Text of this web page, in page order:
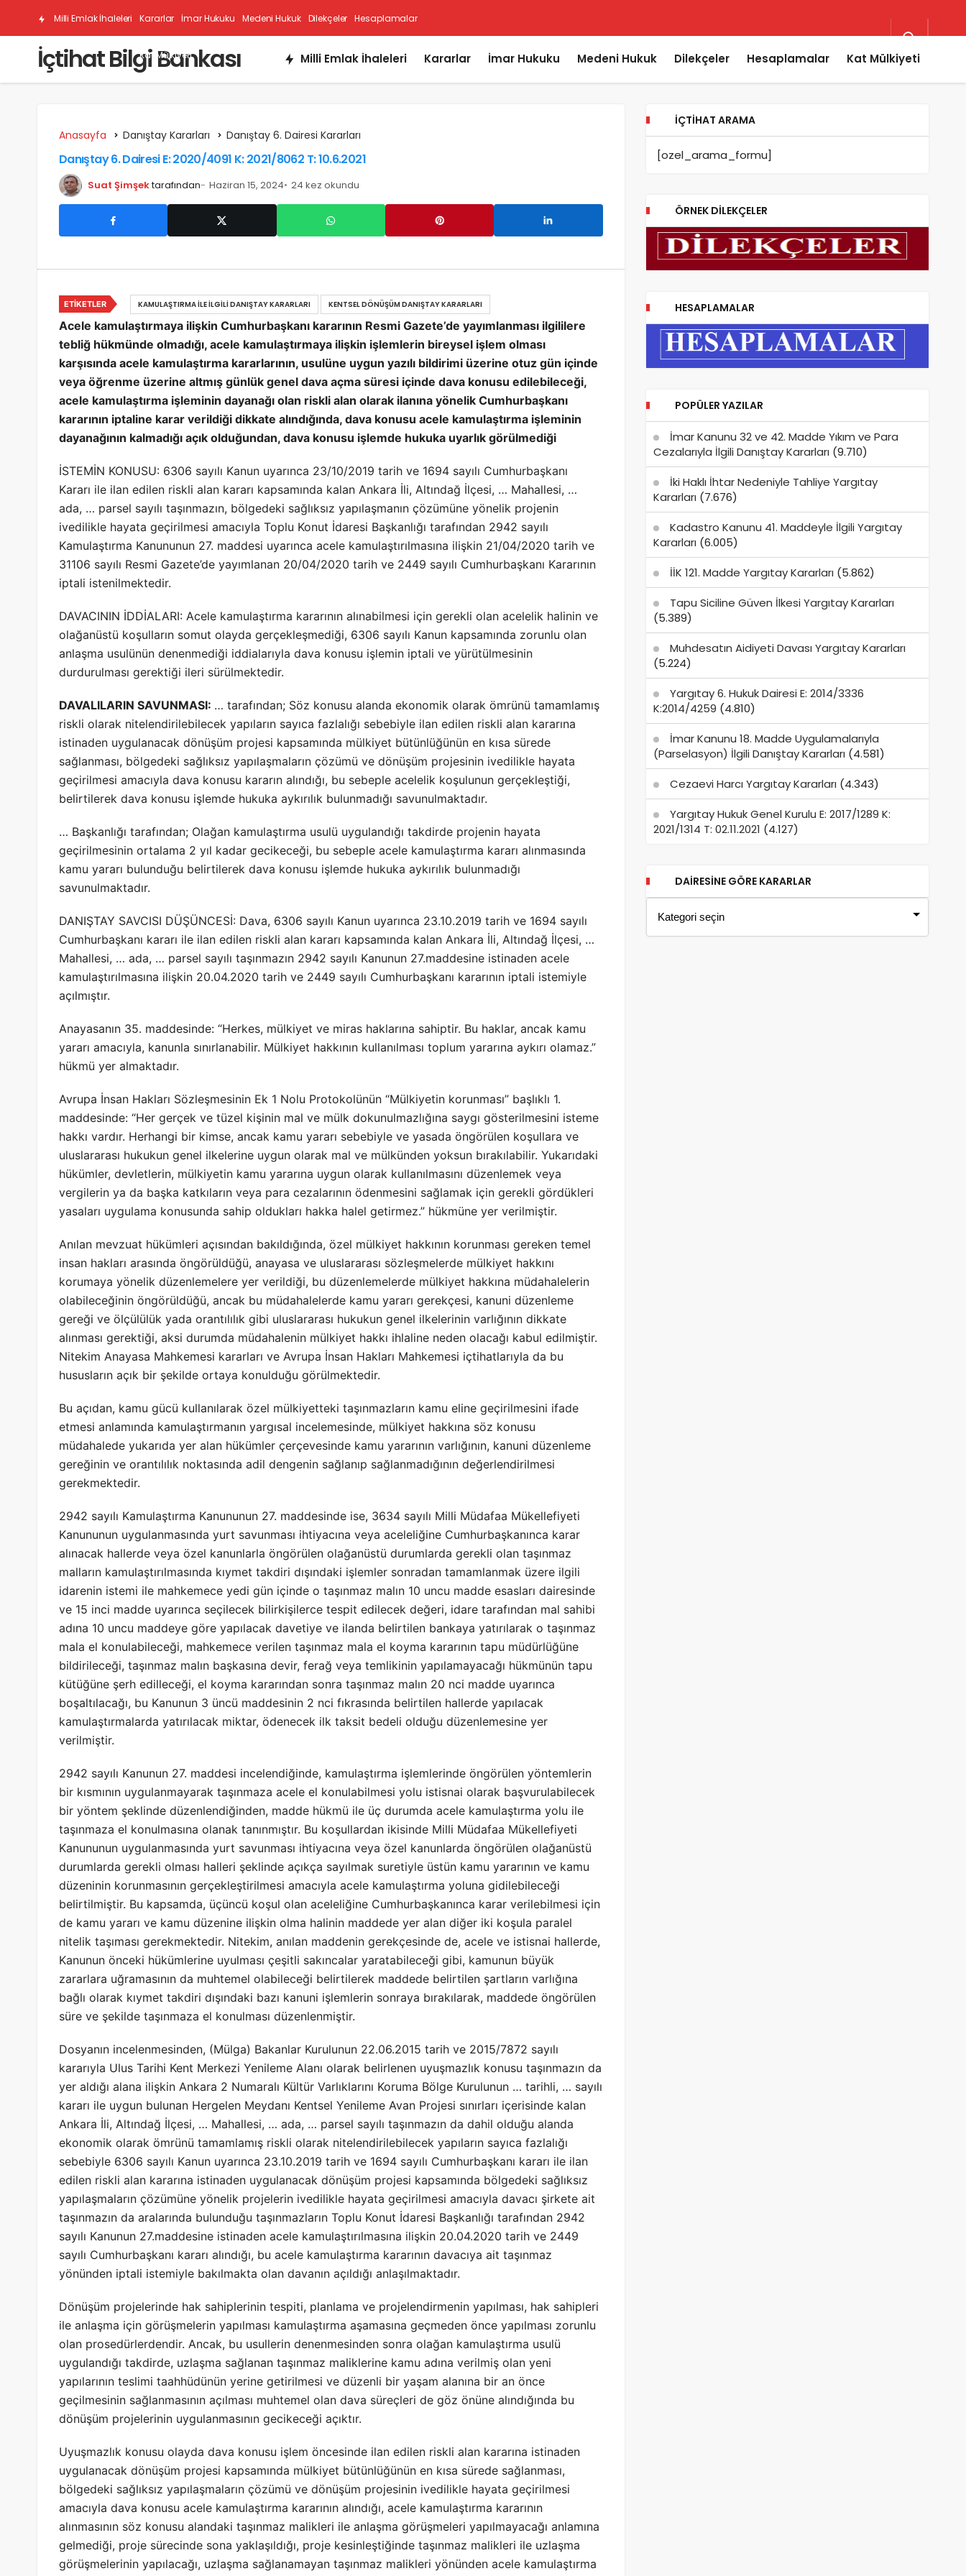
Milli Emlak İhaleleri Kararlar İmar Hukuku Medeni Hukuk Dilekçeler Hesaplamalar
Kat Mülkiyeti
İçtihat Bilgi Bankası Milli Emlak İhaleleri Kararlar İmar Hukuku Medeni Hukuk Dilekçeler Hesaplamalar Kat Mülkiyeti
Anasayfa Danıştay Kararları Danıştay 6. Dairesi Kararları
Danıştay 6. Dairesi E: 2020/4091 K: 2021/8062 T: 10.6.2021
Suat Şimşektarafından Haziran 15, 2024 24 kez okundu
Acele kamulaştırmaya ilişkin Cumhurbaşkanı kararının Resmi Gazete’de yayımlanması ilgililere
tebliğ hükmünde olmadığı, acele kamulaştırmaya ilişkin işlemlerin bireysel işlem olması
karşısında acele kamulaştırma kararlarının, usulüne uygun yazılı bildirimi üzerine otuz gün içinde
veya öğrenme üzerine altmış günlük genel dava açma süresi içinde dava konusu edilebileceği,
acele kamulaştırma işleminin dayanağı olan riskli alan olarak ilanına yönelik Cumhurbaşkanı
kararının iptaline karar verildiği dikkate alındığında, dava konusu acele kamulaştırma işleminin
dayanağının kalmadığı açık olduğundan, dava konusu işlemde hukuka uyarlık görülmediği
İSTEMİN KONUSU: 6306 sayılı Kanun uyarınca 23/10/2019 tarih ve 1694 sayılı Cumhurbaşkanı
Kararı ile ilan edilen riskli alan kararı kapsamında kalan Ankara İli, Altındağ İlçesi, … Mahallesi, …
ada, … parsel sayılı taşınmazın, bölgedeki sağlıksız yapılaşmanın çözümüne yönelik projenin
ivedilikle hayata geçirilmesi amacıyla Toplu Konut İdaresi Başkanlığı tarafından 2942 sayılı
Kamulaştırma Kanununun 27. maddesi uyarınca acele kamulaştırılmasına ilişkin 21/04/2020 tarih ve
31106 sayılı Resmi Gazete’de yayımlanan 20/04/2020 tarih ve 2449 sayılı Cumhurbaşkanı Kararının
iptali istenilmektedir.
DAVACININ İDDİALARI: Acele kamulaştırma kararının alınabilmesi için gerekli olan acelelik halinin ve
olağanüstü koşulların somut olayda gerçekleşmediği, 6306 sayılı Kanun kapsamında zorunlu olan
anlaşma usulünün denenmediği iddialarıyla dava konusu işlemin iptali ve yürütülmesinin
durdurulması gerektiği ileri sürülmektedir.
DAVALILARIN SAVUNMASI: … tarafından; Söz konusu alanda ekonomik olarak ömrünü tamamlamış
riskli olarak nitelendirilebilecek yapıların sayıca fazlalığı sebebiyle ilan edilen riskli alan kararına
istinaden uygulanacak dönüşüm projesi kapsamında mülkiyet bütünlüğünün en kısa sürede
sağlanması, bölgedeki sağlıksız yapılaşmaların çözümü ve dönüşüm projesinin ivedilikle hayata
geçirilmesi amacıyla dava konusu kararın alındığı, bu sebeple acelelik koşulunun gerçekleştiği,
belirtilerek dava konusu işlemde hukuka aykırılık bulunmadığı savunulmaktadır.
… Başkanlığı tarafından; Olağan kamulaştırma usulü uygulandığı takdirde projenin hayata
geçirilmesinin ortalama 2 yıl kadar gecikeceği, bu sebeple acele kamulaştırma kararı alınmasında
kamu yararı bulunduğu belirtilerek dava konusu işlemde hukuka aykırılık bulunmadığı
savunulmaktadır.
DANIŞTAY SAVCISI DÜŞÜNCESİ: Dava, 6306 sayılı Kanun uyarınca 23.10.2019 tarih ve 1694 sayılı
Cumhurbaşkanı kararı ile ilan edilen riskli alan kararı kapsamında kalan Ankara İli, Altındağ İlçesi, …
Mahallesi, … ada, … parsel sayılı taşınmazın 2942 sayılı Kanunun 27.maddesine istinaden acele
kamulaştırılmasına ilişkin 20.04.2020 tarih ve 2449 sayılı Cumhurbaşkanı kararının iptali istemiyle
açılmıştır.
Anayasanın 35. maddesinde: “Herkes, mülkiyet ve miras haklarına sahiptir. Bu haklar, ancak kamu
yararı amacıyla, kanunla sınırlanabilir. Mülkiyet hakkının kullanılması toplum yararına aykırı olamaz.”
hükmü yer almaktadır.
Avrupa İnsan Hakları Sözleşmesinin Ek 1 Nolu Protokolünün “Mülkiyetin korunması” başlıklı 1.
maddesinde: “Her gerçek ve tüzel kişinin mal ve mülk dokunulmazlığına saygı gösterilmesini isteme
hakkı vardır. Herhangi bir kimse, ancak kamu yararı sebebiyle ve yasada öngörülen koşullara ve
uluslararası hukukun genel ilkelerine uygun olarak mal ve mülkünden yoksun bırakılabilir. Yukarıdaki
hükümler, devletlerin, mülkiyetin kamu yararına uygun olarak kullanılmasını düzenlemek veya
vergilerin ya da başka katkıların veya para cezalarının ödenmesini sağlamak için gerekli gördükleri
yasaları uygulama konusunda sahip oldukları hakka halel getirmez.” hükmüne yer verilmiştir.
Anılan mevzuat hükümleri açısından bakıldığında, özel mülkiyet hakkının korunması gereken temel
insan hakları arasında öngörüldüğü, anayasa ve uluslararası sözleşmelerde mülkiyet hakkını
korumaya yönelik düzenlemelere yer verildiği, bu düzenlemelerde mülkiyet hakkına müdahalelerin
olabileceğinin öngörüldüğü, ancak bu müdahalelerde kamu yararı gerekçesi, kanuni düzenleme
gereği ve ölçülülük yada orantılılık gibi uluslararası hukukun genel ilkelerinin varlığının dikkate
alınması gerektiği, aksi durumda müdahalenin mülkiyet hakkı ihlaline neden olacağı kabul edilmiştir.
Nitekim Anayasa Mahkemesi kararları ve Avrupa İnsan Hakları Mahkemesi içtihatlarıyla da bu
hususların açık bir şekilde ortaya konulduğu görülmektedir.
Bu açıdan, kamu gücü kullanılarak özel mülkiyetteki taşınmazların kamu eline geçirilmesini ifade
etmesi anlamında kamulaştırmanın yargısal incelemesinde, mülkiyet hakkına söz konusu
müdahalede yukarıda yer alan hükümler çerçevesinde kamu yararının varlığının, kanuni düzenleme
gereğinin ve orantılılık noktasında adil dengenin sağlanıp sağlanmadığının değerlendirilmesi
gerekmektedir.
2942 sayılı Kamulaştırma Kanununun 27. maddesinde ise, 3634 sayılı Milli Müdafaa Mükellefiyeti
Kanununun uygulanmasında yurt savunması ihtiyacına veya aceleliğine Cumhurbaşkanınca karar
alınacak hallerde veya özel kanunlarla öngörülen olağanüstü durumlarda gerekli olan taşınmaz
malların kamulaştırılmasında kıymet takdiri dışındaki işlemler sonradan tamamlanmak üzere ilgili
idarenin istemi ile mahkemece yedi gün içinde o taşınmaz malın 10 uncu madde esasları dairesinde
ve 15 inci madde uyarınca seçilecek bilirkişilerce tespit edilecek değeri, idare tarafından mal sahibi
adına 10 uncu maddeye göre yapılacak davetiye ve ilanda belirtilen bankaya yatırılarak o taşınmaz
mala el konulabileceği, mahkemece verilen taşınmaz mala el koyma kararının tapu müdürlüğüne
bildirileceği, taşınmaz malın başkasına devir, ferağ veya temlikinin yapılamayacağı hükmünün tapu
kütüğüne şerh edilleceği, el koyma kararından sonra taşınmaz malın 20 nci madde uyarınca
boşaltılacağı, bu Kanunun 3 üncü maddesinin 2 nci fıkrasında belirtilen hallerde yapılacak
kamulaştırmalarda yatırılacak miktar, ödenecek ilk taksit bedeli olduğu düzenlemesine yer
verilmiştir.
2942 sayılı Kanunun 27. maddesi incelendiğinde, kamulaştırma işlemlerinde öngörülen yöntemlerin
bir kısmının uygulanmayarak taşınmaza acele el konulabilmesi yolu istisnai olarak başvurulabilecek
bir yöntem şeklinde düzenlendiğinden, madde hükmü ile üç durumda acele kamulaştırma yolu ile
taşınmaza el konulmasına olanak tanınmıştır. Bu koşullardan ikisinde Milli Müdafaa Mükellefiyeti
Kanununun uygulanmasında yurt savunması ihtiyacına veya özel kanunlarda öngörülen olağanüstü
durumlarda gerekli olması halleri şeklinde açıkça sayılmak suretiyle üstün kamu yararının ve kamu
düzeninin korunmasının gerçekleştirilmesi amacıyla acele kamulaştırma yoluna gidilebileceği
belirtilmiştir. Bu kapsamda, üçüncü koşul olan aceleliğine Cumhurbaşkanınca karar verilebilmesi için
de kamu yararı ve kamu düzenine ilişkin olma halinin maddede yer alan diğer iki koşula paralel
nitelik taşıması gerekmektedir. Nitekim, anılan maddenin gerekçesinde de, acele ve istisnai hallerde,
Kanunun önceki hükümlerine uyulması çeşitli sakıncalar yaratabileceği gibi, kamunun büyük
zararlara uğramasının da muhtemel olabileceği belirtilerek maddede belirtilen şartların varlığına
bağlı olarak kıymet takdiri dışındaki bazı kanuni işlemlerin sonraya bırakılarak, maddede öngörülen
süre ve şekilde taşınmaza el konulması düzenlenmiştir.
Dosyanın incelenmesinden, (Mülga) Bakanlar Kurulunun 22.06.2015 tarih ve 2015/7872 sayılı
kararıyla Ulus Tarihi Kent Merkezi Yenileme Alanı olarak belirlenen uyuşmazlık konusu taşınmazın da
yer aldığı alana ilişkin Ankara 2 Numaralı Kültür Varlıklarını Koruma Bölge Kurulunun … tarihli, … sayılı
kararı ile uygun bulunan Hergelen Meydanı Kentsel Yenileme Avan Projesi sınırları içerisinde kalan
Ankara İli, Altındağ İlçesi, … Mahallesi, … ada, … parsel sayılı taşınmazın da dahil olduğu alanda
ekonomik olarak ömrünü tamamlamış riskli olarak nitelendirilebilecek yapıların sayıca fazlalığı
sebebiyle 6306 sayılı Kanun uyarınca 23.10.2019 tarih ve 1694 sayılı Cumhurbaşkanı kararı ile ilan
edilen riskli alan kararına istinaden uygulanacak dönüşüm projesi kapsamında bölgedeki sağlıksız
yapılaşmaların çözümüne yönelik projelerin ivedilikle hayata geçirilmesi amacıyla davacı şirkete ait
taşınmazın da aralarında bulunduğu taşınmazların Toplu Konut İdaresi Başkanlığı tarafından 2942
sayılı Kanunun 27.maddesine istinaden acele kamulaştırılmasına ilişkin 20.04.2020 tarih ve 2449
sayılı Cumhurbaşkanı kararı alındığı, bu acele kamulaştırma kararının davacıya ait taşınmaz
yönünden iptali istemiyle bakılmakta olan davanın açıldığı anlaşılmaktadır.
Dönüşüm projelerinde hak sahiplerinin tespiti, planlama ve projelendirmenin yapılması, hak sahipleri
ile anlaşma için görüşmelerin yapılması kamulaştırma aşamasına geçmeden önce yapılması zorunlu
olan prosedürlerdendir. Ancak, bu usullerin denenmesinden sonra olağan kamulaştırma usulü
uygulandığı takdirde, uzlaşma sağlanan taşınmaz maliklerine kamu adına verilmiş olan yeni
yapılarının teslimi taahhüdünün yerine getirilmesi ve düzenli bir yaşam alanına bir an önce
geçilmesinin sağlanmasının açılması muhtemel olan dava süreçleri de göz önüne alındığında bu
dönüşüm projelerinin uygulanmasının gecikeceği açıktır.
Uyuşmazlık konusu olayda dava konusu işlem öncesinde ilan edilen riskli alan kararına istinaden
uygulanacak dönüşüm projesi kapsamında mülkiyet bütünlüğünün en kısa sürede sağlanması,
bölgedeki sağlıksız yapılaşmaların çözümü ve dönüşüm projesinin ivedilikle hayata geçirilmesi
amacıyla dava konusu acele kamulaştırma kararının alındığı, acele kamulaştırma kararının
alınmasının söz konusu alandaki taşınmaz malikleri ile anlaşma görüşmeleri yapılmayacağı anlamına
gelmediği, proje sürecinde sona yaklaşıldığı, proje kesinleştiğinde taşınmaz malikleri ile uzlaşma
görüşmelerinin yapılacağı, uzlaşma sağlanamayan taşınmaz malikleri yönünden acele kamulaştırma
ETIKETLER KAMULAŞTIRMA İLE İLGILI DANIŞTAY KARARLARI KENTSEL DÖNÜŞÜM DANIŞTAY KARARLARI
İÇTIHAT ARAMA
[ozel_arama_formu]
ÖRNEK DILEKÇELER
HESAPLAMALAR
POPÜLER YAZILAR
İmar Kanunu 32 ve 42. Madde Yıkım ve Para
Cezalarıyla İlgili Danıştay Kararları (9.710)
İki Haklı İhtar Nedeniyle Tahliye Yargıtay
Kararları (7.676)
Kadastro Kanunu 41. Maddeyle İlgili Yargıtay
Kararları (6.005)
İİK 121. Madde Yargıtay Kararları (5.862)
Tapu Siciline Güven İlkesi Yargıtay Kararları
(5.389)
Muhdesatın Aidiyeti Davası Yargıtay Kararları
(5.224)
Yargıtay 6. Hukuk Dairesi E: 2014/3336
K:2014/4259 (4.810)
İmar Kanunu 18. Madde Uygulamalarıyla
(Parselasyon) İlgili Danıştay Kararları (4.581)
Cezaevi Harcı Yargıtay Kararları (4.343)
Yargıtay Hukuk Genel Kurulu E: 2017/1289 K:
2021/1314 T: 02.11.2021 (4.127)
DAIRESINE GÖRE KARARLAR